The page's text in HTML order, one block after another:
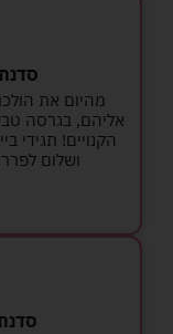
מהיום את
אליהם, בגרסה
הקנויים! תגידי
ושלום